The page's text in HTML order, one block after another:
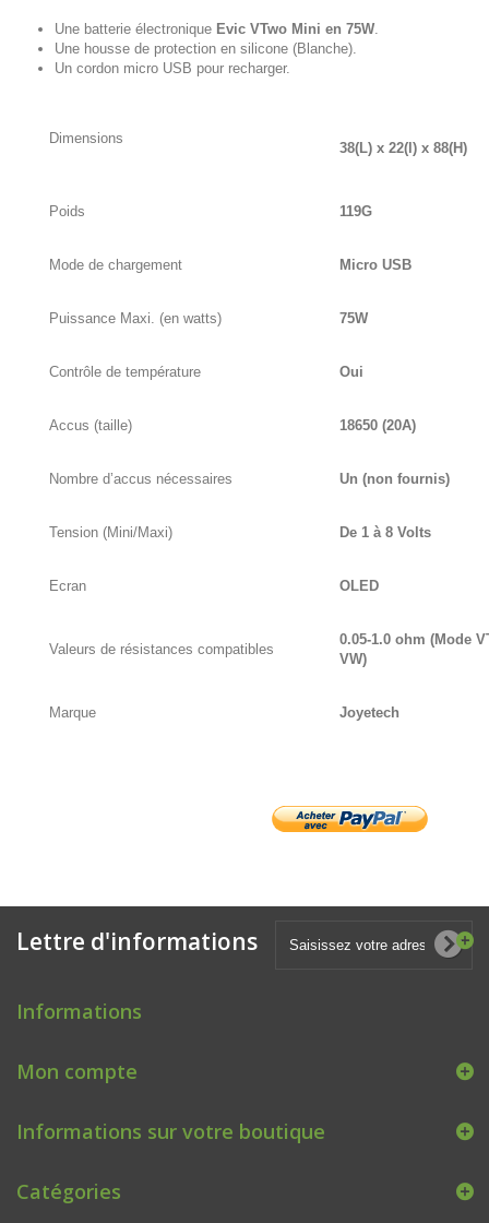
Une batterie électronique Evic VTwo Mini en 75W.
Une housse de protection en silicone (Blanche).
Un cordon micro USB pour recharger.
Dimensions
38(L) x 22(l) x 88(H)
Poids 119G
Mode de chargement Micro USB
Puissance Maxi. (en watts) 75W
Contrôle de température Oui
Accus (taille) 18650 (20A)
Nombre d’accus nécessaires Un (non fournis)
Tension (Mini/Maxi) De 1 à 8 Volts
Ecran OLED
Valeurs de résistances compatibles
0.05-1.0 ohm (Mode
VW)
Marque Joyetech
Lettre d'informations
Informations
Mon compte
Informations sur votre boutique
Catégories